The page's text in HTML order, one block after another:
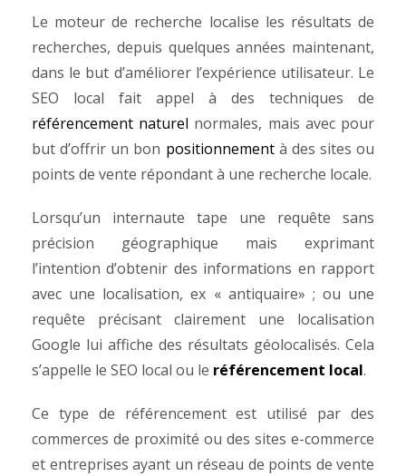
Le moteur de recherche localise les résultats de
recherches, depuis quelques années maintenant,
dans le but d’améliorer l’expérience utilisateur. Le
SEO local fait appel à des techniques de
référencement naturel normales, mais avec pour
but d’offrir un bon positionnementà des sites ou
points de vente répondant à une recherche locale.
Lorsqu’un internaute tape une requête sans
précision géographique mais exprimant
l’intention d’obtenir des informations en rapport
avec une localisation, ex « antiquaire» ; ou une
requête précisant clairement une localisation
Google lui affiche des résultats géolocalisés. Cela
s’appelle le SEO local ou le référencement local.
Ce type de référencement est utilisé par des
commerces de proximité ou des sites e-commerce
et entreprises ayant un réseau de points de vente